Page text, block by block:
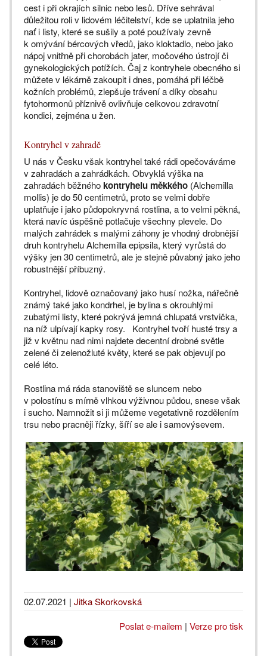
cest i při okrajích silnic nebo lesů. Dříve sehrával
důležitou roli v lidovém léčitelství, kde se uplatnila jeho
nať i listy, které se sušily a poté používaly zevně
k omývání bércových vředů, jako kloktadlo, nebo jako
nápoj vnitřně při chorobách jater, močového ústrojí či
gynekologických potížích. Čaj z kontryhele obecného si
můžete v lékárně zakoupit i dnes, pomáhá při léčbě
kožních problémů, zlepšuje trávení a díky obsahu
fytohormonů příznivě ovlivňuje celkovou zdravotní
kondici, zejména u žen.
Kontryhel v zahradě
U nás v Česku však kontryhel také rádi opečováváme
v zahradách a zahrádkách. Obvyklá výška na
zahradách běžnéhokontryhelu měkkého (Alchemilla
mollis) je do 50 centimetrů, proto se velmi dobře
uplatňuje i jako půdopokryvná rostlina, a to velmi pěkná,
která navíc úspěšně potlačuje všechny plevele. Do
malých zahrádek s malými záhony je vhodný drobnější
druh kontryhelu Alchemilla epipsila, který vyrůstá do
výšky jen 30 centimetrů, ale je stejně půvabný jako jeho
robustnější příbuzný.
Kontryhel, lidově označovaný jako husí nožka, nářečně
známý také jako kondrhel, je bylina s okrouhlými
zubatými listy, které pokrývá jemná chlupatá vrstvička,
na níž ulpívají kapky rosy. Kontryhel tvoří husté trsy a
již v květnu nad nimi najdete decentní drobné světle
zelené či zelenožluté květy, které se pak objevují po
celé léto.
Rostlina má ráda stanoviště se sluncem nebo
v polostínu s mírně vlhkou výživnou půdou, snese však
i sucho. Namnožit si ji můžeme vegetativně rozdělením
trsu nebo pracněji řízky, šíří se ale i samovýsevem.
02.07.2021 | Jitka Skorkovská
Poslat e-mailem | Verze pro tisk